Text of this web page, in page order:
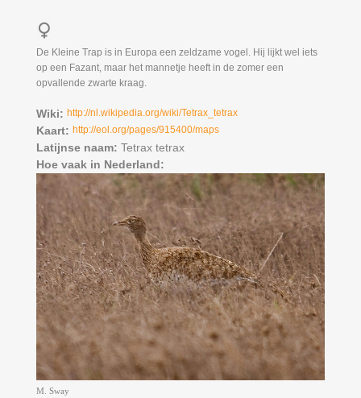
De Kleine Trap is in Europa een zeldzame vogel. Hij lijkt wel iets
op een Fazant, maar het mannetje heeft in de zomer een
opvallende zwarte kraag.
Wiki: http://nl.wikipedia.org/wiki/Tetrax_tetrax
Kaart: http://eol.org/pages/915400/maps
Latijnse naam: Tetrax tetrax
Hoe vaak in Nederland:
M. Sway